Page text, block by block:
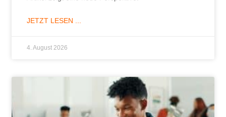
JETZT LESEN ...
4. August 2026